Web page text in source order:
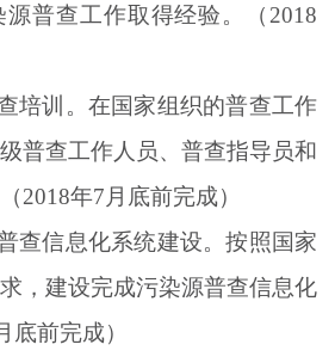
普查工作取得经验。（2018
培训。在国家组织的普查工作
普查工作人员、普查指导员和
2018年7月底前完成）
查信息化系统建设。按照国家
，建设完成污染源普查信息化
底前完成）